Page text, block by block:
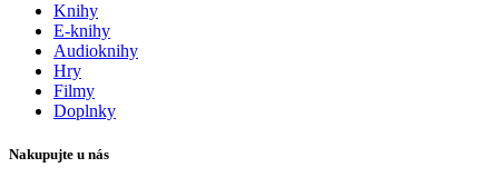
Knihy
E-knihy
Audioknihy
Hry
Filmy
Doplnky
Nakupujte u nás